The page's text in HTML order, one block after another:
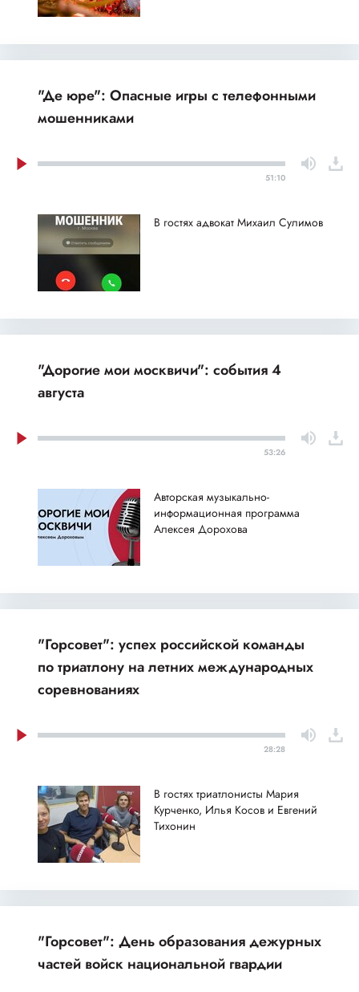
"Де юре": Опасные игры с телефонными
мошенниками
51:10
В гостях адвокат Михаил Сулимов
"Дорогие мои москвичи": события 4
августа
53:26
Авторская музыкально-
информационная программа
Алексея Дорохова
"Горсовет": успех российской команды
по триатлону на летних международных
соревнованиях
28:28
В гостях триатлонисты Мария
Курченко, Илья Косов и Евгений
Тихонин
"Горсовет": День образования дежурных
частей войск национальной гвардии